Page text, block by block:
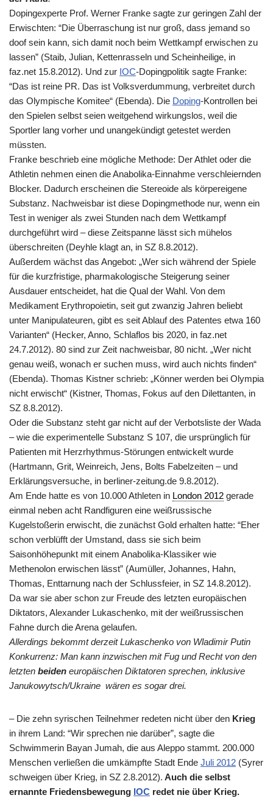
Dopingexperte Prof. Werner Franke sagte zur geringen Zahl der
Erwischten: “Die Überraschung ist nur groß, dass jemand so
doof sein kann, sich damit noch beim Wettkampf erwischen zu
lassen” (Staib, Julian, Kettenrasseln und Scheinheilige, in
faz.net 15.8.2012). Und zur IOC-Dopingpolitik sagte Franke:
“Das ist reine PR. Das ist Volksverdummung, verbreitet durch
das Olympische Komitee“ (Ebenda). Die Doping-Kontrollen bei
den Spielen selbst seien weitgehend wirkungslos, weil die
Sportler lang vorher und unangekündigt getestet werden
müssten.
Franke beschrieb eine mögliche Methode: Der Athlet oder die
Athletin nehmen einen die Anabolika-Einnahme verschleiernden
Blocker. Dadurch erscheinen die Stereoide als körpereigene
Substanz. Nachweisbar ist diese Dopingmethode nur, wenn ein
Test in weniger als zwei Stunden nach dem Wettkampf
durchgeführt wird – diese Zeitspanne lässt sich mühelos
überschreiten (Deyhle klagt an, in SZ 8.8.2012).
Außerdem wächst das Angebot: „Wer sich während der Spiele
für die kurzfristige, pharmakologische Steigerung seiner
Ausdauer entscheidet, hat die Qual der Wahl. Von dem
Medikament Erythropoietin, seit gut zwanzig Jahren beliebt
unter Manipulateuren, gibt es seit Ablauf des Patentes etwa 160
Varianten“ (Hecker, Anno, Schlaflos bis 2020, in faz.net
24.7.2012). 80 sind zur Zeit nachweisbar, 80 nicht. „Wer nicht
genau weiß, wonach er suchen muss, wird auch nichts finden“
(Ebenda). Thomas Kistner schrieb: „Könner werden bei Olympia
nicht erwischt“ (Kistner, Thomas, Fokus auf den Dilettanten, in
SZ 8.8.2012).
Oder die Substanz steht gar nicht auf der Verbotsliste der Wada
– wie die experimentelle Substanz S 107, die ursprünglich für
Patienten mit Herzrhythmus-Störungen entwickelt wurde
(Hartmann, Grit, Weinreich, Jens, Bolts Fabelzeiten – und
Erklärungsversuche, in berliner-zeitung.de 9.8.2012).
Am Ende hatte es von 10.000 Athleten in London 2012 gerade
einmal neben acht Randfiguren eine weißrussische
Kugelstoßerin erwischt, die zunächst Gold erhalten hatte: “Eher
schon verblüfft der Umstand, dass sie sich beim
Saisonhöhepunkt mit einem Anabolika-Klassiker wie
Methenolon erwischen lässt” (Aumüller, Johannes, Hahn,
Thomas, Enttarnung nach der Schlussfeier, in SZ 14.8.2012).
Da war sie aber schon zur Freude des letzten europäischen
Diktators, Alexander Lukaschenko, mit der weißrussischen
Fahne durch die Arena gelaufen.
Allerdings bekommt derzeit Lukaschenko von Wladimir Putin
Konkurrenz: Man kann inzwischen mit Fug und Recht von den
letzten beiden europäischen Diktatoren sprechen, inklusive
Janukowytsch/Ukraine wären es sogar drei.
– Die zehn syrischen Teilnehmer redeten nicht über den Krieg
in ihrem Land: “Wir sprechen nie darüber”, sagte die
Schwimmerin Bayan Jumah, die aus Aleppo stammt. 200.000
Menschen verließen die umkämpfte Stadt Ende Juli 2012 (Syrer
schweigen über Krieg, in SZ 2.8.2012). Auch die selbst
ernannte Friedensbewegung IOC redet nie über Krieg.